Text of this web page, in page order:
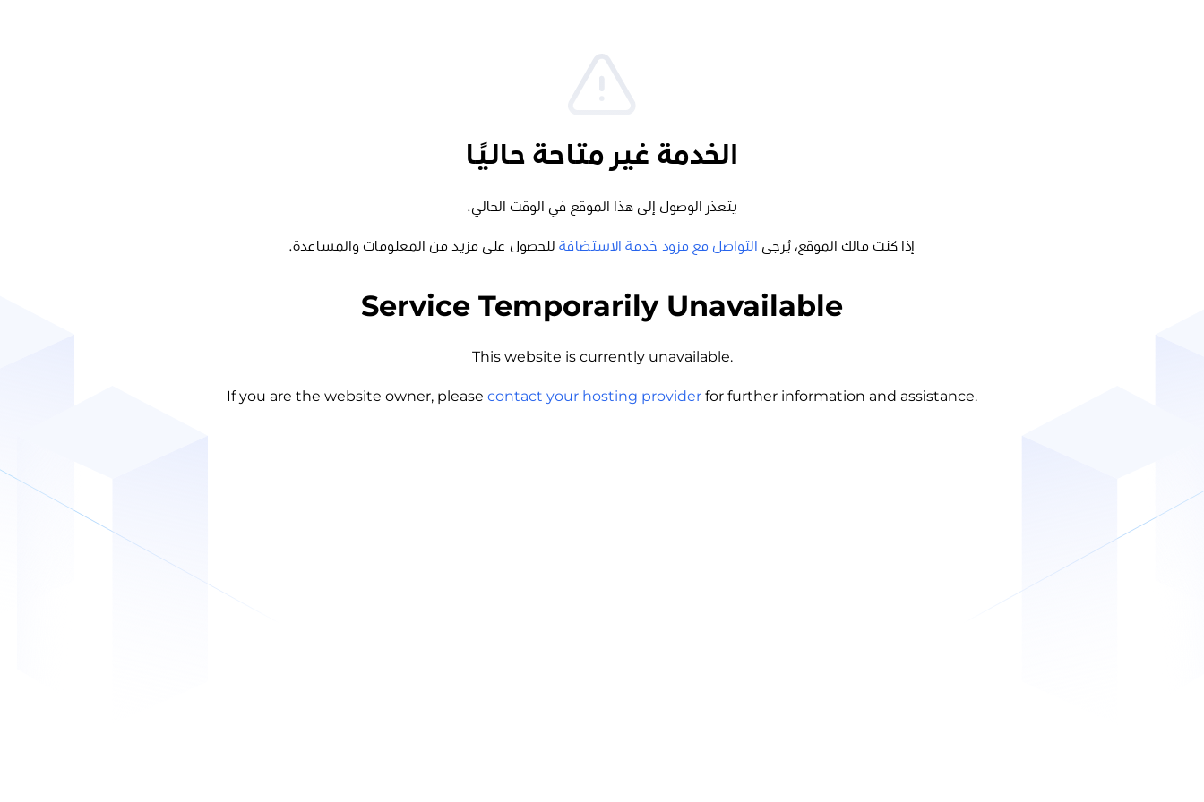
الخدمة غير متاحة حاليًا
يتعذر الوصول إلى هذا الموقع في الوقت الحالي.
إذا كنت مالك الموقع، يُرجى التواصل مع مزود خدمة الاستضافة للحصول على مزيد من المعلومات والمساعدة.
Service Temporarily Unavailable
This website is currently unavailable.
If you are the website owner, please contact your hosting provider for further information and assistance.